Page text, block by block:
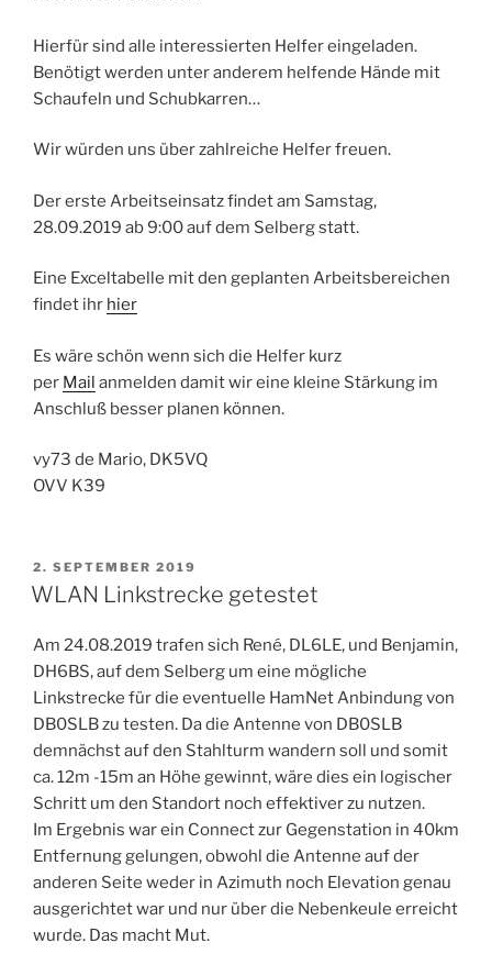
Hierfür sind alle interessierten Helfer eingeladen.
Benötigt werden unter anderem helfende Hände mit
Schaufeln und Schubkarren…
Wir würden uns über zahlreiche Helfer freuen.
Der erste Arbeitseinsatz findet am Samstag,
28.09.2019 ab 9:00 auf dem Selberg statt.
Eine Exceltabelle mit den geplanten Arbeitsbereichen
findet ihr hier
Es wäre schön wenn sich die Helfer kurz
per Mail anmelden damit wir eine kleine Stärkung im
Anschluß besser planen können.
vy73 de Mario, DK5VQ
OVV K39
VERÖFFENTLICHT
AM
2. SEPTEMBER 2019
WLAN Linkstrecke getestet
Am 24.08.2019 trafen sich René, DL6LE, und Benjamin,
DH6BS, auf dem Selberg um eine mögliche
Linkstrecke für die eventuelle HamNet Anbindung von
DB0SLB zu testen. Da die Antenne von DB0SLB
demnächst auf den Stahlturm wandern soll und somit
ca. 12m -15m an Höhe gewinnt, wäre dies ein logischer
Schritt um den Standort noch effektiver zu nutzen.
Im Ergebnis war ein Connect zur Gegenstation in 40km
Entfernung gelungen, obwohl die Antenne auf der
anderen Seite weder in Azimuth noch Elevation genau
ausgerichtet war und nur über die Nebenkeule erreicht
wurde. Das macht Mut.